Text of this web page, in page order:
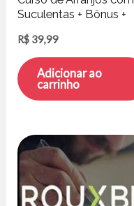
Suculentas + Bônus +
Carol Costa
R$ 39,99
Adicionar ao
carrinho